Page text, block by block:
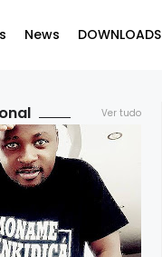
News DOWNLOADS
Ver tudo